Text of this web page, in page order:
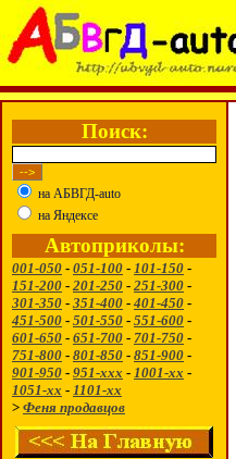
Поиск:
на АБВГД-auto
на Яндексе
Автоприколы:
001-050 - 051-100 - 101-150 -
151-200 - 201-250 - 251-300 -
301-350 - 351-400 - 401-450 -
451-500 - 501-550 - 551-600 -
601-650 - 651-700 - 701-750 -
751-800 - 801-850 - 851-900 -
901-950 - 951-ххх - 1001-хх -
1051-хх - 1101-хх
> Феня продавцов